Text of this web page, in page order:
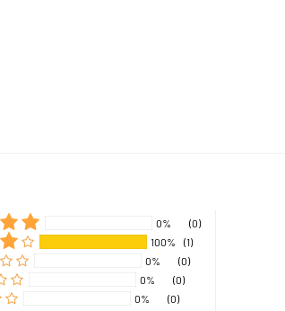
0%
(0)
100%
(1)
0%
(0)
0%
(0)
0%
(0)